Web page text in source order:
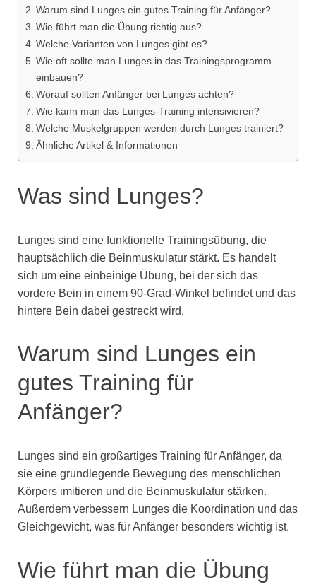
Warum sind Lunges ein gutes Training für Anfänger?
Wie führt man die Übung richtig aus?
Welche Varianten von Lunges gibt es?
Wie oft sollte man Lunges in das Trainingsprogramm
einbauen?
Worauf sollten Anfänger bei Lunges achten?
Wie kann man das Lunges-Training intensivieren?
Welche Muskelgruppen werden durch Lunges trainiert?
Ähnliche Artikel & Informationen
Was sind Lunges?
Lunges sind eine funktionelle Trainingsübung, die
hauptsächlich die Beinmuskulatur stärkt. Es handelt
sich um eine einbeinige Übung, bei der sich das
vordere Bein in einem 90-Grad-Winkel befindet und das
hintere Bein dabei gestreckt wird.
Warum sind Lunges ein
gutes Training für
Anfänger?
Lunges sind ein großartiges Training für Anfänger, da
sie eine grundlegende Bewegung des menschlichen
Körpers imitieren und die Beinmuskulatur stärken.
Außerdem verbessern Lunges die Koordination und das
Gleichgewicht, was für Anfänger besonders wichtig ist.
Wie führt man die Übung